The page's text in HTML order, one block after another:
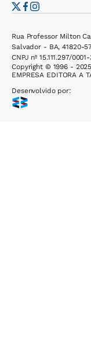
Rua Professor Milton
Salvador - BA, 41820-
CNPJ nº 15.111.297/
Copyright © 1996 -
EMPRESA EDITORA A
Desenvolvido por: